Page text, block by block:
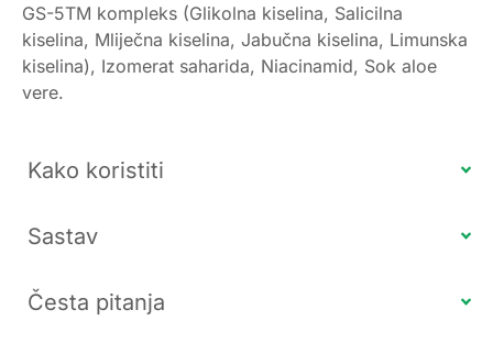
GS-5TM kompleks (Glikolna kiselina, Salicilna
kiselina, Mliječna kiselina, Jabučna kiselina, Limunska
kiselina), Izomerat saharida, Niacinamid, Sok aloe
vere.
Kako koristiti
Sastav
Česta pitanja